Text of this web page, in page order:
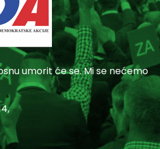
umorit će se. Mi se nećemo